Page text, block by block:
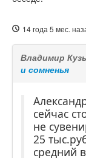
14 года 5 мес.
Владимир
и сомненья
сейчас
не
25
средний